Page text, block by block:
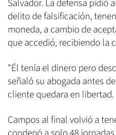
Salvador. La defensa pidió
delito de falsificación,
moneda, a cambio de
que accedió, recibiendo la
"Él tenía el dinero pero
señaló su abogada antes
cliente quedara en libertad.
Campos al final volvió a